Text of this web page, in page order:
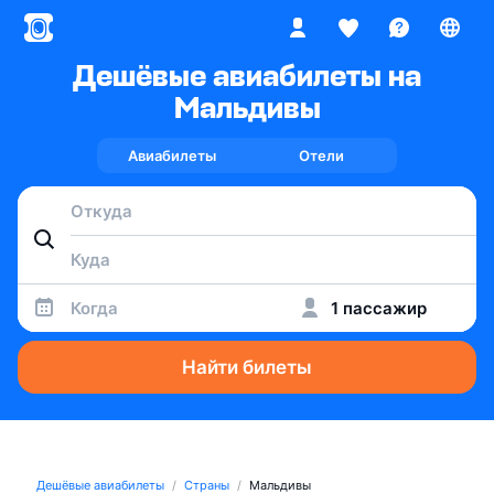
Дешёвые авиабилеты на
Мальдивы
Авиабилеты Отели
Когда 1 пассажир
Найти билеты
Дешёвые авиабилеты Страны Мальдивы